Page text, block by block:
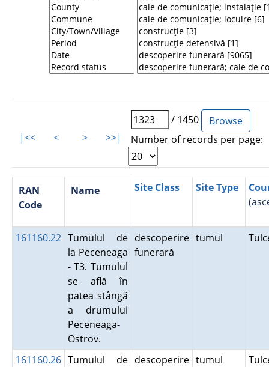
|<< < > >>|
/ 1450
Number of records per page:
RAN
Code
Name Site Class Site Type
161160.22 Tumulul de
la Peceneaga
- T3. Tumulul
se află în
patea stângă
a drumului
Peceneaga-
Ostrov.
descoperire
funerară
tumul
161160.26 Tumulul de descoperire tumul